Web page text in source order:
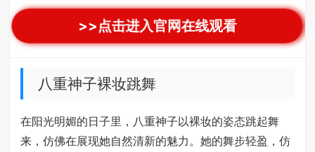
>>点击进入官网在线观看
八重神子裸妆跳舞
在阳光明媚的日子里，八重神子以裸妆的姿态跳起舞
来，仿佛在展现她自然清新的魅力。她的舞步轻盈，仿